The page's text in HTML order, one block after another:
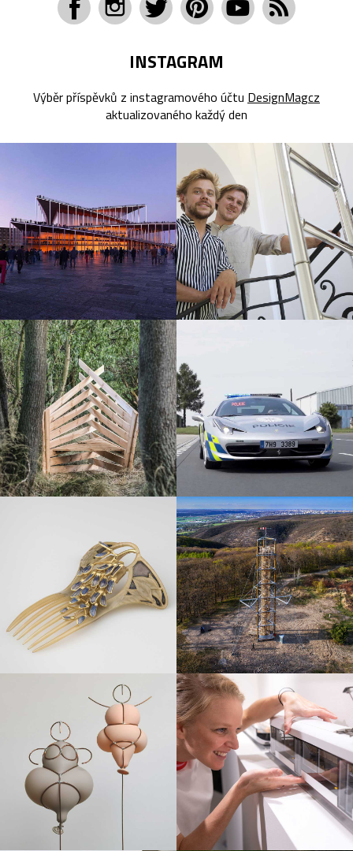
INSTAGRAM
Výběr příspěvků z instagramového účtu DesignMagcz
aktualizovaného každý den